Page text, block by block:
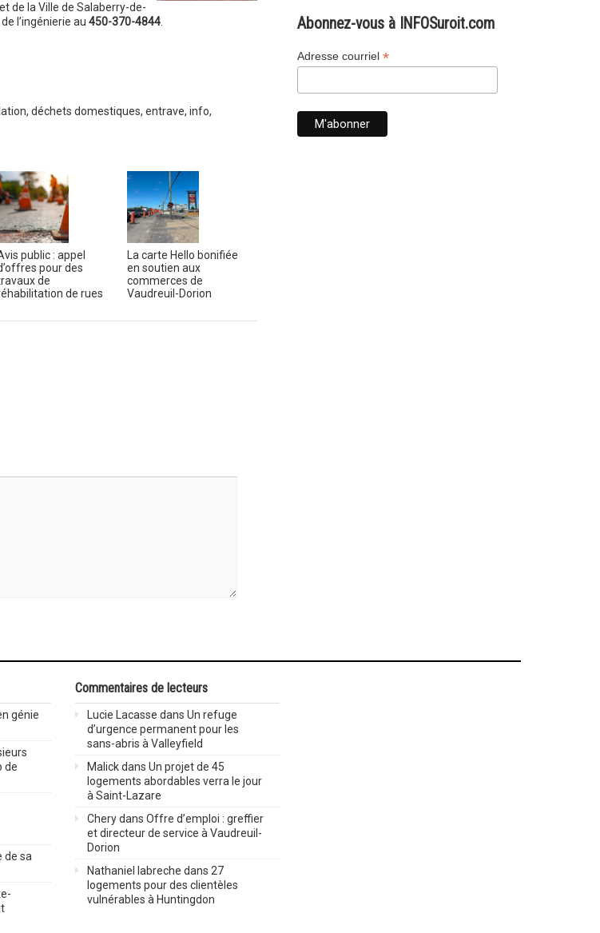
de la Ville de Salaberry-de-
l’ingénierie au 450-370-4844.
, déchets domestiques, entrave, info,
public : appel
pour des
de
de rues
La carte Hello bonifiée
en soutien aux
commerces de
Vaudreuil-Dorion
d’INFOSuroit
Abonnez-vous à INFOSuroit.com
Adresse courriel *
génie
de
de sa
Commentaires de lecteurs
Lucie Lacasse dans Un refuge
d’urgence permanent pour les
sans-abris à Valleyfield
Malickdans Un projet de 45
logements abordables verra le jour
à Saint-Lazare
Cherydans Offre d’emploi : greffier
et directeur de service à Vaudreuil-
Dorion
Nathaniel labreche dans 27
logements pour des clientèles
vulnérables à Huntingdon